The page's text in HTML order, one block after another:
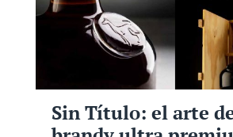
Sin Título: el arte